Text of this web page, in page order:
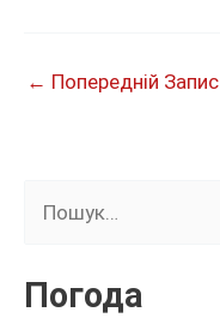
← Попередній Запис
к
Погода